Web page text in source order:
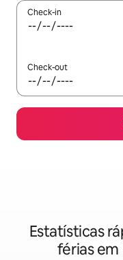
Check-in
Check-out
Estatísticas
férias